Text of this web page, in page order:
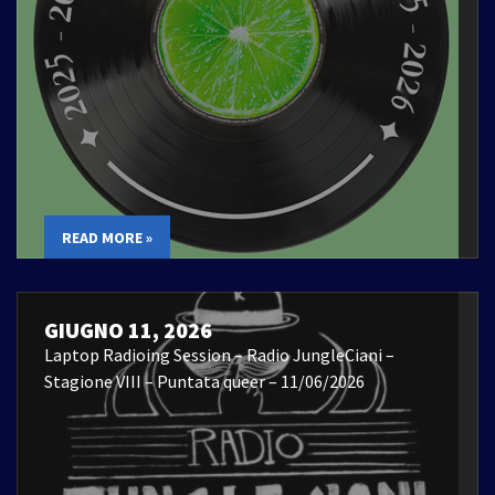
READ MORE »
GIUGNO 11, 2026
Laptop Radioing Session – Radio JungleCiani –
Stagione VIII – Puntata queer – 11/06/2026